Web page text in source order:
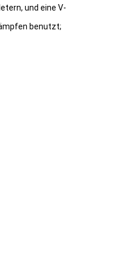
und eine V-
benutzt;